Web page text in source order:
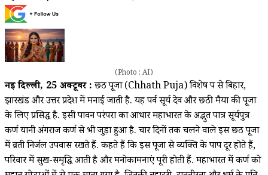
(Photo : AI)
नई दिल्ली, 25 अक्टूबर :छठ पूजा (Chhath Puja) विशेष रूप से बिहार,
झारखंड और उत्तर प्रदेश में मनाई जाती है. यह पर्व सूर्य देव और छठी मैया की पूजा
के लिए प्रसिद्ध है. इसी पावन परंपरा का आधार महाभारत के अद्भुत पात्र सूर्यपुत्र
कर्ण यानी अंगराज कर्ण से भी जुड़ा हुआ है. चार दिनों तक चलने वाले इस छठ पूजा
में व्रती निर्जल उपवास रखते हैं. कहते हैं कि इस पूजा से व्यक्ति के पाप दूर होते हैं,
परिवार में सुख-समृद्धि आती है और मनोकामनाएं पूरी होती हैं. महाभारत में कर्ण को